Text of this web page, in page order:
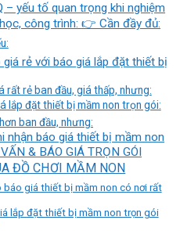
– yếu tố quan trọng khi nghiệm
công trình: 👉 Cần đầy đủ:
giá rẻ với báo giá lắp đặt thiết bị
rất rẻ ban đầu, giá thấp, nhưng:
lắp đặt thiết bị mầm non trọn gói:
ban đầu, nhưng:
nhận báo giá thiết bị mầm non
& BÁO GIÁ TRỌN GÓI
ĐỒ CHƠI MẦM NON
báo giá thiết bị mầm non có nơi rất
lắp đặt thiết bị mầm non trọn gói